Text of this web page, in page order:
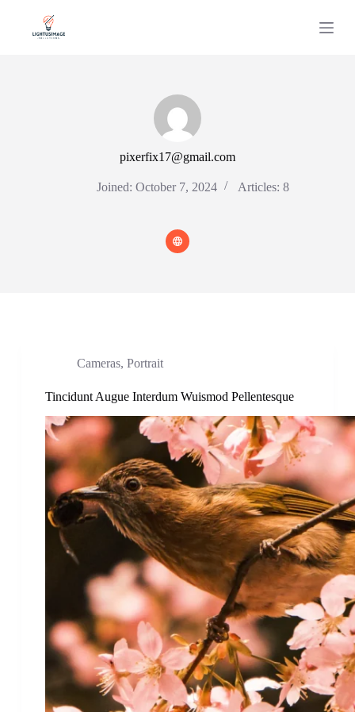
pixerfix17@gmail.com
Joined: October 7, 2024 Articles: 8
Cameras, Portrait
Tincidunt Augue Interdum Wuismod Pellentesque